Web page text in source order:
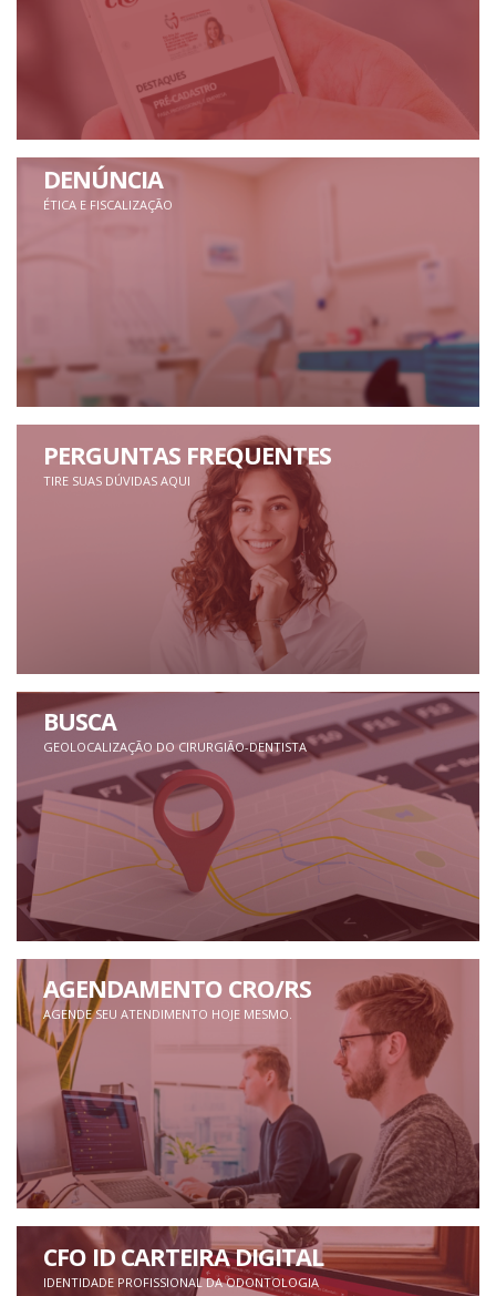
DENÚNCIA
ÉTICA E FISCALIZAÇÃO
PERGUNTAS FREQUENTES
TIRE SUAS DÚVIDAS AQUI
BUSCA
GEOLOCALIZAÇÃO DO CIRURGIÃO-DENTISTA
AGENDAMENTO CRO/RS
AGENDE SEU ATENDIMENTO HOJE MESMO.
CFO ID CARTEIRA DIGITAL
IDENTIDADE PROFISSIONAL DA ODONTOLOGIA